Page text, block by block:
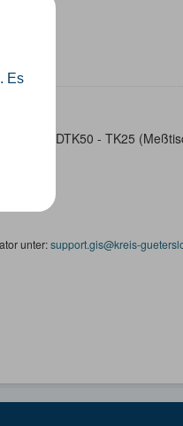
Es
- DTK50 - TK25
unter:support.gis@kreis-